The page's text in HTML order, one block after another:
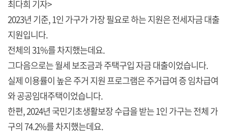
최다희 기자>
2023년 기준, 1인 가구가 가장 필요로 하는 지원은 전세자금 대출
지원입니다.
전체의 31%를 차지했는데요.
그다음으로는 월세 보조금과 주택구입 자금 대출이었습니다.
실제 이용률이 높은 주거 지원 프로그램은 주거급여 증 임차급여
와 공공임대주택이었습니다.
한편, 2024년 국민기초생활보장 수급을 받는 1인 가구는 전체 가
구의 74.2%를 차지했는데요.